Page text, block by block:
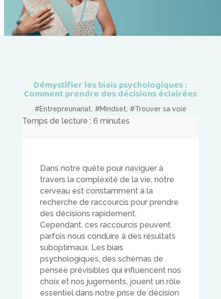
Démystifier les biais psychologiques :
Comment prendre des décisions éclairées
#Entrepreunariat, #Mindset, #Trouver sa voie
Temps de lecture : 6 minutes
Dans notre quête pour naviguer à
travers la complexité de la vie, notre
cerveau est constamment à la
recherche de raccourcis pour prendre
des décisions rapidement.
Cependant, ces raccourcis peuvent
parfois nous conduire à des résultats
suboptimaux. Les biais
psychologiques, des schémas de
pensée prévisibles qui influencent nos
choix et nos jugements, jouent un rôle
essentiel dans notre prise de décision